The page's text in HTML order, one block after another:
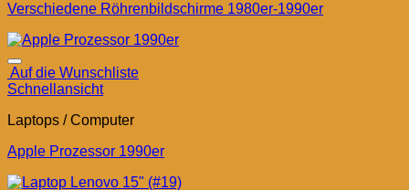
Verschiedene Röhrenbildschirme 1980er-1990er
Auf die Wunschliste
Schnellansicht
Laptops / Computer
Apple Prozessor 1990er